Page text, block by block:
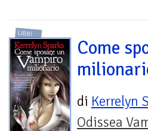
LIBRI
Come
di Kerrelyn
Odissea